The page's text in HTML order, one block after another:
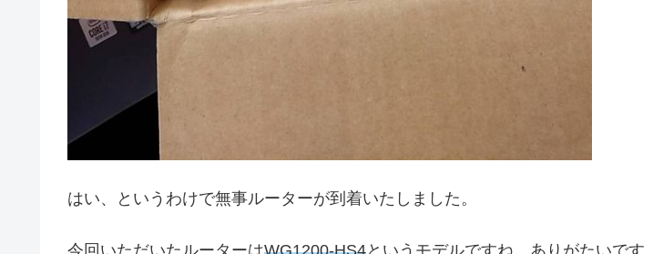
はい、というわけで無事ルーターが到着いたしました。
今回いただいたルーターはWG1200-HS4というモデルですね。ありがたいです。